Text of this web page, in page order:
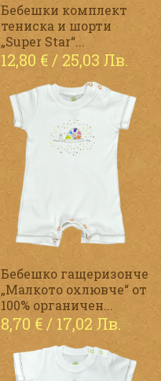
Бебешки комплект
тениска и шорти
„Super Star“...
12,80 € / 25,03 Лв.
Бебешко гащеризонче
„Малкото охлювче“ от
100% органичен...
8,70 € / 17,02 Лв.